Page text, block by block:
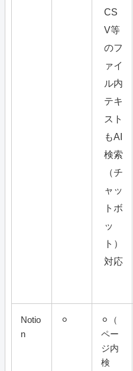
CS
V等
のフ
ァイ
ル内
テキ
スト
もAI
検索
（チ
ャッ
トボ
ッ
ト）
対応
Notio
n
⚪︎
⚪︎（
ペー
ジ内
検